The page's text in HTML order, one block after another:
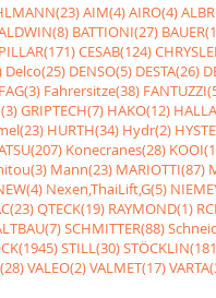
AIM(4)AIRO(4)
BATTIONI(27)
CESAB(124)
Delco(25) DENSO(5) DESTA(26)
FAG(3) Fahrersitze(38)
GRIPTECH(7) HAKO(12)
HURTH(34) Hydr(2)
Konecranes(28)
Mann(23) MARIOTTI(87)
Nexen,ThaiLift,G(5)
QTECK(19) RAYMOND(1)
SCHMITTER(88)
STILL(30)
VALEO(2)VALMET(17)